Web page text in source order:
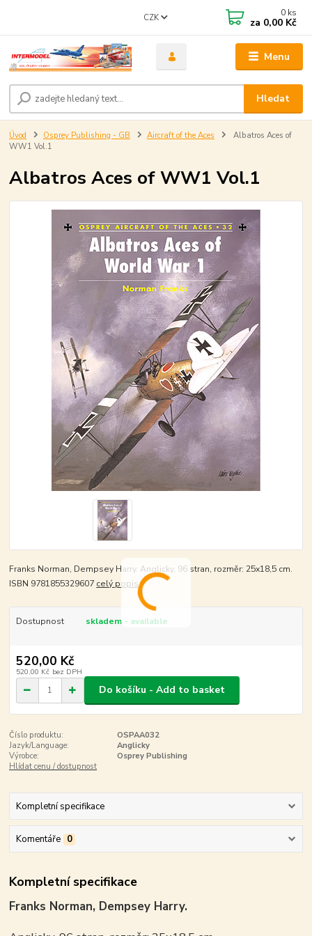
Menu
CZK
Hledat
0 ks
za 0,00 Kč
Úvod Osprey Publishing - GB Aircraft of the Aces
Albatros Aces of
WW1 Vol.1
Albatros Aces of WW1 Vol.1
Franks Norman, Dempsey Harry. Anglicky, 96 stran, rozměr: 25x18,5 cm.
ISBN 9781855329607 celý popis
Dostupnost skladem - available
520,00 Kč
520,00 Kč bez DPH
Do košíku - Add to basket
Číslo produktu:
OSPAA032
Jazyk/Language:
Anglicky
Výrobce:
Osprey Publishing
Hlídat cenu / dostupnost
Kompletní specifikace
Komentáře 0
Kompletní specifikace
Franks Norman, Dempsey Harry.